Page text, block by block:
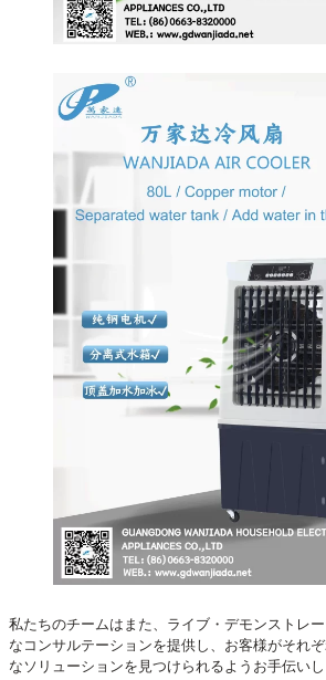
私たちのチームはまた、ライブ・デモンストレ
なコンサルテーションを提供し、お客様がそれ
なソリューションを見つけられるようお手伝いし